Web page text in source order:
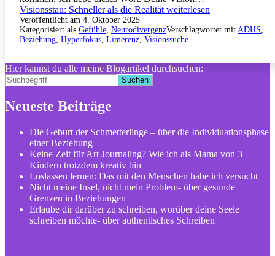
Visionsstau: Schneller als die Realitätweiterlesen
Veröffentlicht am 4. Oktober 2025
Kategorisiert als Gefühle, NeurodivergenzVerschlagwortet mit ADHS,
Beziehung, Hyperfokus, Limerenz, Visionssuche
Hier kannst du alle meine Blogartikel durchsuchen:
Suchen
Neueste Beiträge
Die Geburt der Schmetterlinge – über die Individuationsphase
einer Beziehung
Keine Zeit für Art Journaling? Wie ich als Mama von 3
Kindern trotzdem kreativ bin
Loslassen lernen: Das mit den Menschen habe ich versucht
Nicht meine Insel, nicht mein Problem- über gesunde
Grenzen in Beziehungen
Erlaube dir darüber zu schreiben, worüber deine Seele
schreiben möchte- über authentisches Schreiben